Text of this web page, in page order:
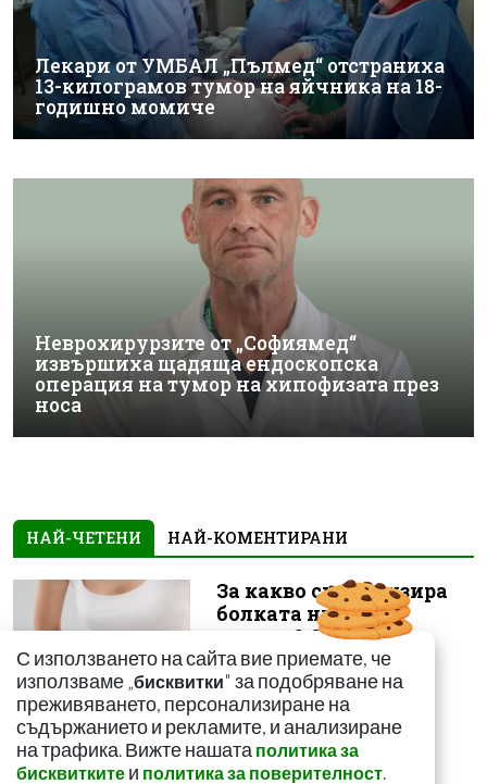
Лекари от УМБАЛ „Пълмед“ отстраниха
13-килограмов тумор на яйчника на 18-
годишно момиче
Неврохирурзите от „Софиямед“
извършиха щадяща ендоскопска
операция на тумор на хипофизата през
носа
НАЙ-ЧЕТЕНИ НАЙ-КОМЕНТИРАНИ
За какво сигнализира
болката ниско в
корема? Опасна ли е
С използването на сайта вие приемате, че
използваме „бисквитки" за подобряване на
преживяването, персонализиране на
съдържанието и рекламите, и анализиране
на трафика. Вижте нашата политика за
бисквитките и политика за поверителност.